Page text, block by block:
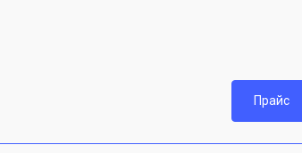
Прайс